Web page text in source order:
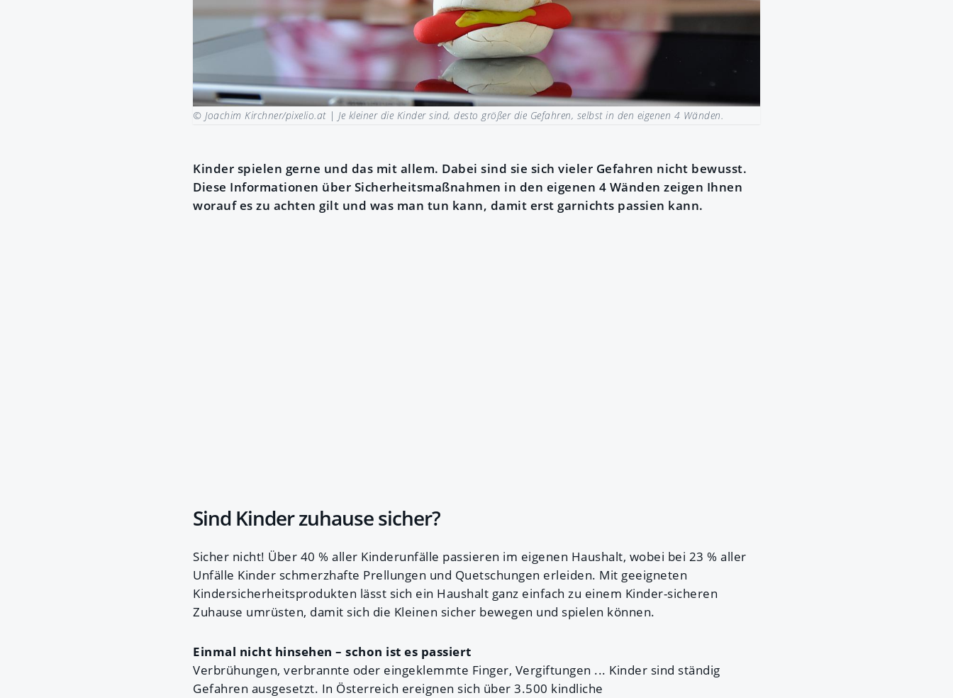
© Joachim Kirchner/pixelio.at | Je kleiner die Kinder sind, desto größer die Gefahren, selbst in den eigenen 4 Wänden.
Kinder spielen gerne und das mit allem. Dabei sind sie sich vieler Gefahren nicht bewusst.
Diese Informationen über Sicherheitsmaßnahmen in den eigenen 4 Wänden zeigen Ihnen
worauf es zu achten gilt und was man tun kann, damit erst garnichts passien kann.
Sind Kinder zuhause sicher?
Sicher nicht! Über 40 % aller Kinderunfälle passieren im eigenen Haushalt, wobei bei 23 % aller
Unfälle Kinder schmerzhafte Prellungen und Quetschungen erleiden. Mit geeigneten
Kindersicherheitsprodukten lässt sich ein Haushalt ganz einfach zu einem Kinder-sicheren
Zuhause umrüsten, damit sich die Kleinen sicher bewegen und spielen können.
Einmal nicht hinsehen – schon ist es passiert
Verbrühungen, verbrannte oder eingeklemmte Finger, Vergiftungen ... Kinder sind ständig
Gefahren ausgesetzt. In Österreich ereignen sich über 3.500 kindliche